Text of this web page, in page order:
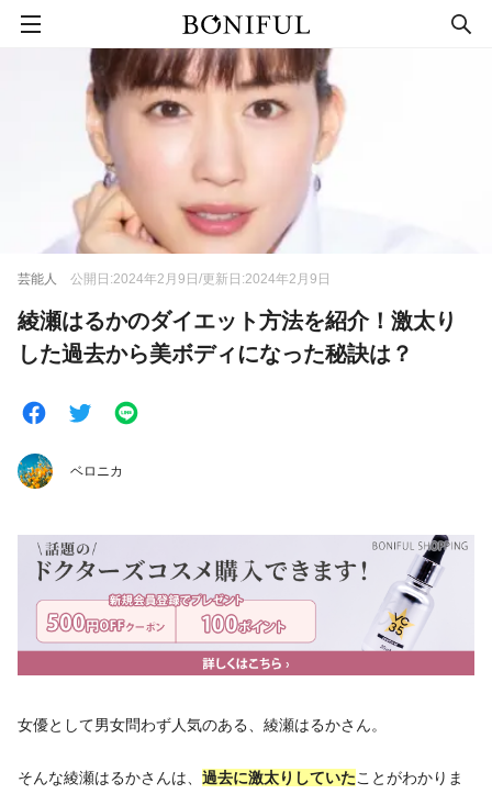
芸能人 公開日:2024年2月9日/更新日:2024年2月9日
綾瀬はるかのダイエット方法を紹介！激太り
した過去から美ボディになった秘訣は？
ベロニカ
女優として男女問わず人気のある、綾瀬はるかさん。
そんな綾瀬はるかさんは、 過去に激太りしていたことがわかりま